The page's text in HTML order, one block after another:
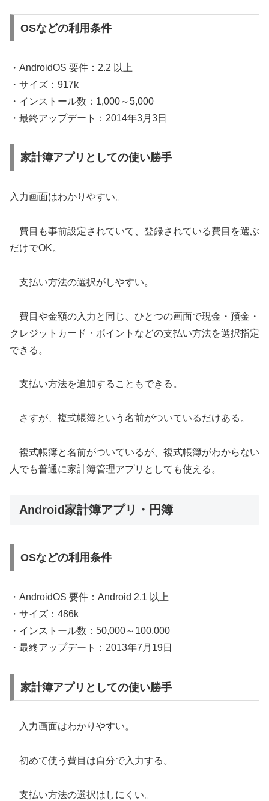
OSなどの利用条件
・AndroidOS 要件：2.2 以上
・サイズ：917k
・インストール数：1,000～5,000
・最終アップデート：2014年3月3日
家計簿アプリとしての使い勝手
入力画面はわかりやすい。
費目も事前設定されていて、登録されている費目を選ぶ
だけでOK。
支払い方法の選択がしやすい。
費目や金額の入力と同じ、ひとつの画面で現金・預金・
クレジットカード・ポイントなどの支払い方法を選択指定
できる。
支払い方法を追加することもできる。
さすが、複式帳簿という名前がついているだけある。
複式帳簿と名前がついているが、複式帳簿がわからない
人でも普通に家計簿管理アプリとしても使える。
Android家計簿アプリ・円簿
OSなどの利用条件
・AndroidOS 要件：Android 2.1 以上
・サイズ：486k
・インストール数：50,000～100,000
・最終アップデート：2013年7月19日
家計簿アプリとしての使い勝手
入力画面はわかりやすい。
初めて使う費目は自分で入力する。
支払い方法の選択はしにくい。